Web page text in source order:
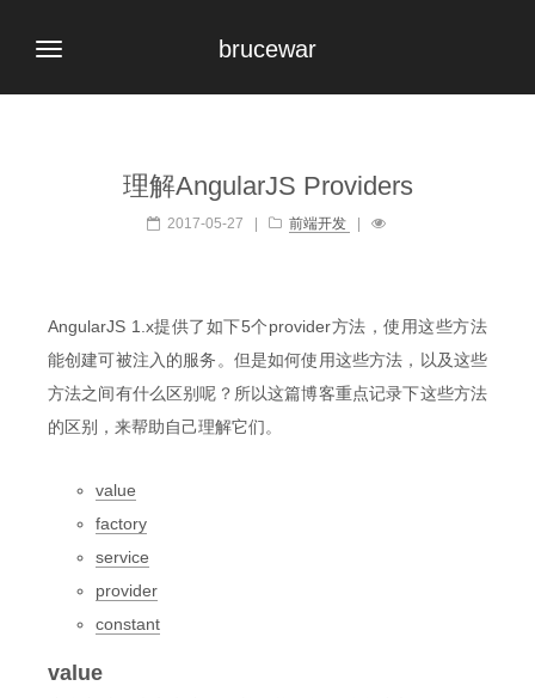
brucewar
理解AngularJS Providers
2017-05-27 前端开发
AngularJS 1.x提供了如下5个provider方法，使用这些方法
能创建可被注入的服务。但是如何使用这些方法，以及这些
方法之间有什么区别呢？所以这篇博客重点记录下这些方法
的区别，来帮助自己理解它们。
value
factory
service
provider
constant
value